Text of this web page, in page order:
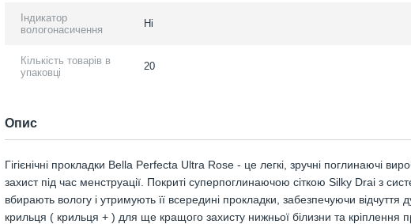
Індикатор
вологонасичення
Ні
Кількість товарів в
упаковці
20
Опис
Гігієнічні прокладки Bella Perfecta Ultra Rose - це легкі, зручні поглинаючі
захист під час менструації. Покриті суперпоглинаючою сіткою Silky Drai з
вбирають вологу і утримують її всередині прокладки, забезпечуючи відчуття
крильця ( крильця + ) для ще кращого захисту нижньої білизни та кріплення